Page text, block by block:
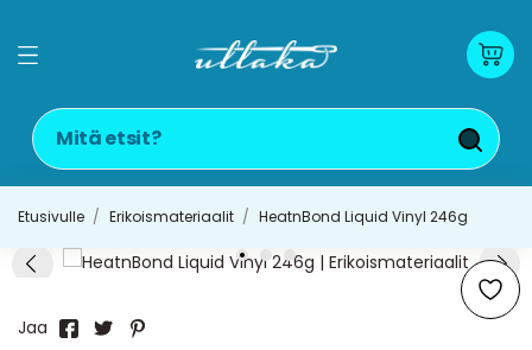
Etusivulle Erikoismateriaalit HeatnBond Liquid Vinyl 246g
Jaa